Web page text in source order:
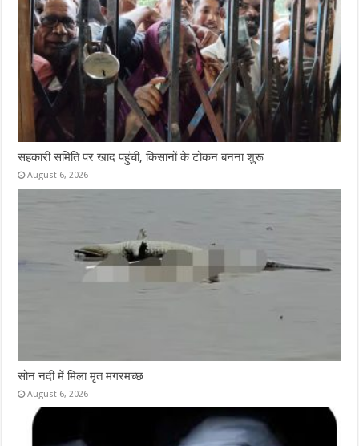
सहकारी समिति पर खाद पहुंची, किसानों के टोकन बनना शुरू
August 6, 2026
सोन नदी में मिला मृत मगरमच्छ
August 6, 2026